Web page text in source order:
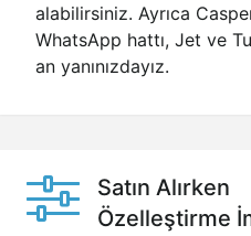
alabilirsiniz. Ayrıca
WhatsApp hattı, Jet ve
an yanınızdayız.
Satın Alırken
Özelleştirme